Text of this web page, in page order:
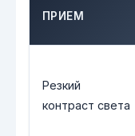
ПРИЕМ
Резкий
контраст света